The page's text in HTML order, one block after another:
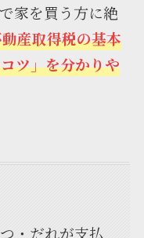
家を買う方に絶
産取得税の基本
ツ」を分かりや
・だれが支払